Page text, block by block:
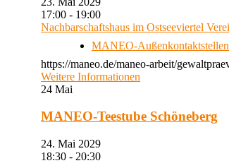
17:00 - 19:00
Nachbarschaftshaus im Ostseeviertel
MANEO-Außenkontaktstellen
https://maneo.de/maneo-arbeit/
Weitere Informationen
24 Mai
MANEO-Teestube Schöneberg
24. Mai 2029
18:30 - 20:30